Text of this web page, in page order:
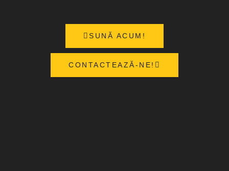
SUNĂ ACUM!
CONTACTEAZĂ-NE!